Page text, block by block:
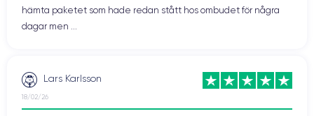
hämta paketet som hade redan stått hos ombudet för några
dagar men ...
Lars Karlsson
18/02/26